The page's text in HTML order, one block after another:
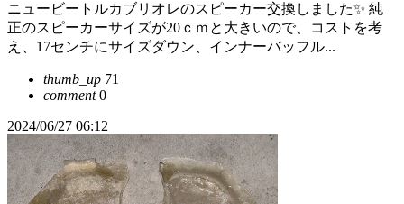
ニュービートルカブリオレのスピーカー交換しました✨ 純
正のスピーカーサイズが20ｃｍと大きいので、コストを考
え、17センチにサイズダウン、インナーバッフル...
thumb_up 71
comment0
2024/06/27 06:12